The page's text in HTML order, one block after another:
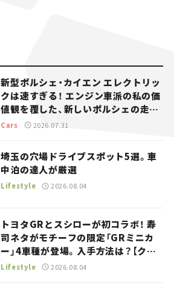
新型ポルシェ・カイエン エレクトリッ
クは速すぎる！ エンジン車派の私の価
値観を覆した、新しいポルシェの走
り。
Cars 2026.07.31
埼玉の穴場ドライブスポット5選。車
中泊の達人が厳選
Lifestyle 2026.08.04
トヨタGRとスシローが初コラボ！ 寿
司ネタがモチーフの限定「GRミニカ
ー」4車種が登場。入手方法は？【クル
マとホビー】
Lifestyle 2026.08.04